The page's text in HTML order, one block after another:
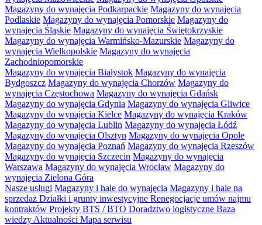
Magazyny do wynajęcia Podkarpackie Magazyny do wynajęcia
Podlaskie Magazyny do wynajęcia Pomorskie Magazyny do
wynajęcia Śląskie Magazyny do wynajęcia Świętokrzyskie
Magazyny do wynajęcia Warmińsko-Mazurskie Magazyny do
wynajęcia Wielkopolskie Magazyny do wynajęcia
Zachodniopomorskie
Magazyny do wynajęcia Białystok Magazyny do wynajęcia
Bydgoszcz Magazyny do wynajęcia Chorzów Magazyny do
wynajęcia Częstochowa Magazyny do wynajęcia Gdańsk
Magazyny do wynajęcia Gdynia Magazyny do wynajęcia Gliwice
Magazyny do wynajęcia Kielce Magazyny do wynajęcia Kraków
Magazyny do wynajęcia Lublin Magazyny do wynajęcia Łódź
Magazyny do wynajęcia Olsztyn Magazyny do wynajęcia Opole
Magazyny do wynajęcia Poznań Magazyny do wynajęcia Rzeszów
Magazyny do wynajęcia Szczecin Magazyny do wynajęcia
Warszawa Magazyny do wynajęcia Wrocław Magazyny do
wynajęcia Zielona Góra
Nasze usługi Magazyny i hale do wynajęcia Magazyny i hale na
sprzedaż Działki i grunty inwestycyjne Renegocjacje umów najmu
kontraktów Projekty BTS / BTO Doradztwo logistyczne Baza
wiedzy Aktualności Mapa serwisu